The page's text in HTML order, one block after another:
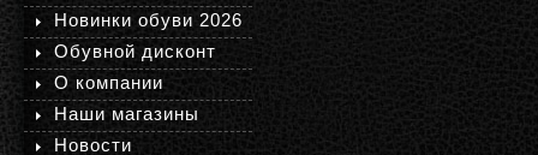
Новинки обуви 2026
Обувной дисконт
О компании
Наши магазины
Новости